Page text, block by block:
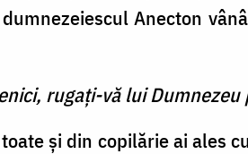
Anecton
rugaţi-vă lui Dumnezeu
şi din copilă­rie ai ales